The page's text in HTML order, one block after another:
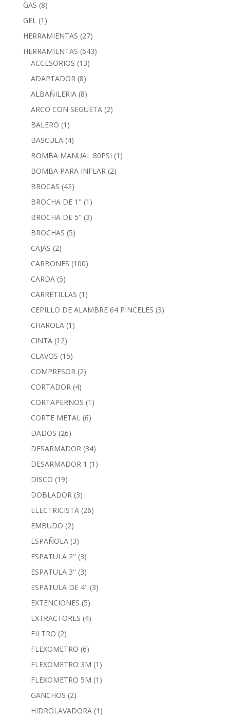
GAS (8)
GEL (1)
HERRAMIENTAS (27)
HERRAMIENTAS (643)
ACCESORIOS (13)
ADAPTADOR (8)
ALBAÑILERIA (8)
ARCO CON SEGUETA (2)
BALERO (1)
BASCULA (4)
BOMBA MANUAL 80PSI (1)
BOMBA PARA INFLAR (2)
BROCAS (42)
BROCHA DE 1" (1)
BROCHA DE 5" (3)
BROCHAS (5)
CAJAS (2)
CARBONES (100)
CARDA (5)
CARRETILLAS (1)
CEPILLO DE ALAMBRE 64 PINCELES (3)
CHAROLA (1)
CINTA (12)
CLAVOS (15)
COMPRESOR (2)
CORTADOR (4)
CORTAPERNOS (1)
CORTE METAL (6)
DADOS (26)
DESARMADOR (34)
DESARMADOR 1 (1)
DISCO (19)
DOBLADOR (3)
ELECTRICISTA (26)
EMBUDO (2)
ESPAÑOLA (3)
ESPATULA 2" (3)
ESPATULA 3" (3)
ESPATULA DE 4" (3)
EXTENCIONES (5)
EXTRACTORES (4)
FILTRO (2)
FLEXOMETRO (6)
FLEXOMETRO 3M (1)
FLEXOMETRO 5M (1)
GANCHOS (2)
HIDROLAVADORA (1)